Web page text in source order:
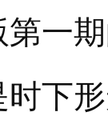
第一
下